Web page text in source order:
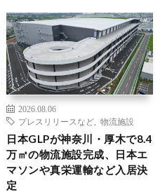
2026.08.06
プレスリリースなど
物流施設
日本GLPが神奈川・厚木で8.4
万㎡の物流施設完成、日本エ
マソンや真栄運輸など入居決
定